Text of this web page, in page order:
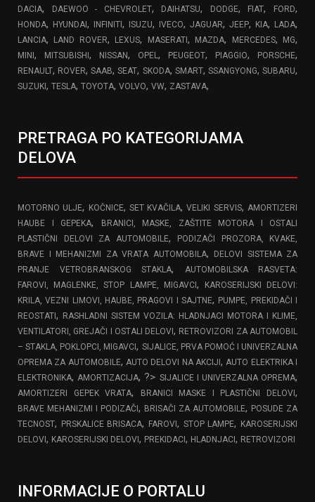
DACIA, DAEWOO - CHEVROLET, DAIHATSU, DODGE, FIAT, FORD,
HONDA, HYUNDAI , INFINITI , ISUZU, IVECO, JAGUAR, JEEP, KIA, LADA,
LANCIA, LAND ROVER, LEXUS, MASERATI , MAZDA, MERCEDES, MG,
MINI , MITSUBISHI , NISSAN, OPEL, PEUGEOT, PIAGGIO, PORSCHE,
RENAULT, ROVER,SAAB,SEAT, SKODA, SMART, SSANGYONG,SUBARU,
SUZUKI , TESLA, TOYOTA, VOLVO, VW, ZASTAVA,
PRETRAGA PO KATEGORIJAMA
DELOVA
MOTORNO ULJE, KOČNICE, SET KVAČILA,VELIKI SERVIS,AMORTIZERI
HAUBE I GEPEKA,
BRANICI, MASKE, ZAŠTITE MOTORA I OSTALI
PLASTIČNI DELOVI ZA AUTOMOBILE,
PODIZAČI PROZORA, KVAKE,
BRAVE I MEHANIZMI ZA VRATA AUTOMOBILA,
DELOVI SISTEMA ZA
PRANJE VETROBRANSKOG STAKLA,
AUTOMOBILSKA RASVETA:
FAROVI, MAGLENKE, STOP LAMPE, MIGAVCI ,
KAROSERIJSKI DELOVI:
KRILA, VEZNI LIMOVI, HAUBE, PRAGOVI I SAJTNE, PUMPE, PREKIDAČI I
REOSTATI ,
RASHLADNI SISTEM VOZILA: HLADNJACI MOTORA I KLIME,
VENTILATORI, GREJAČI I OSTALI DELOVI, RETROVIZORI ZA AUTOMOBIL
– STAKLA, POKLOPCI, MIGAVCI, SIJALICE, PRVA POMOĆ I UNIVERZALNA
OPREMA ZA AUTOMOBILE,AUTO DELOVI NA AKCIJI,AUTO ELEKTRIKA I
ELEKTRONIKA,AMORTIZACIJA, ?> SIJALICE I UNIVERZALNA OPREMA,
AMORTIZERI GEPEK VRATA, BRANICI MASKE I PLASTIČNI DELOVI,
BRAVE MEHANIZMI I PODIZAČI , BRISAČI ZA AUTOMOBILE, POSUDE ZA
TECNOST, PRSKALICE BRISACA, FAROVI, STOP LAMPE,
KAROSERIJSKI
DELOVI , KAROSERIJSKI DELOVI , PREKIDACI , HLADNJACI , RETROVIZORI
INFORMACIJE O PORTALU